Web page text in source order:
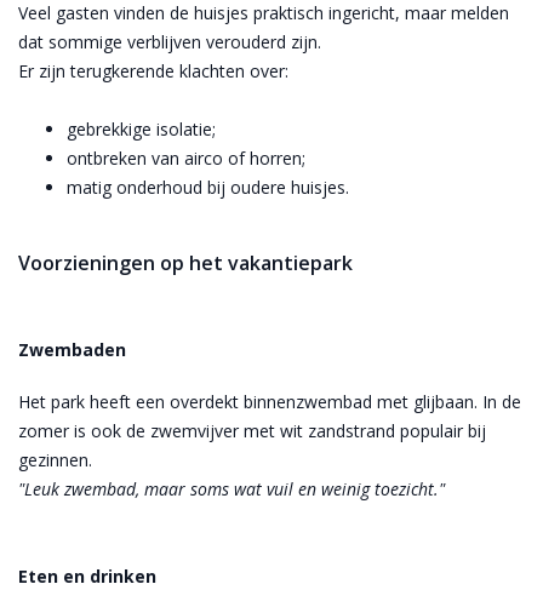
Veel gasten vinden de huisjes praktisch ingericht, maar melden
dat sommige verblijven verouderd zijn.
Er zijn terugkerende klachten over:
gebrekkige isolatie;
ontbreken van airco of horren;
matig onderhoud bij oudere huisjes.
Voorzieningen op het vakantiepark
Zwembaden
Het park heeft een overdekt binnenzwembad met glijbaan. In de
zomer is ook de zwemvijver met wit zandstrand populair bij
gezinnen.
"Leuk zwembad, maar soms wat vuil en weinig toezicht."
Eten en drinken